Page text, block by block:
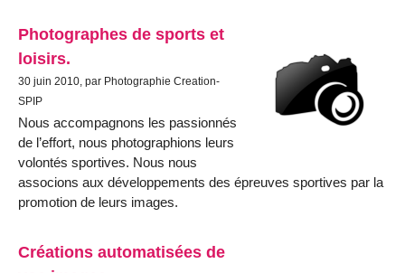
Photographes de sports et
loisirs.
30 juin 2010, par Photographie Creation-
SPIP
Nous accompagnons les passionnés
de l’effort, nous photographions leurs
volontés sportives. Nous nous
associons aux développements des épreuves sportives par la
promotion de leurs images.
Créations automatisées de